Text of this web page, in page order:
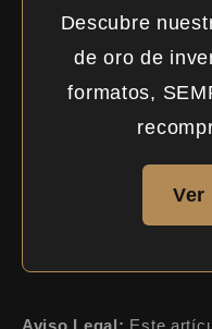
Descubre
de oro de
formatos,
Aviso Legal: Este